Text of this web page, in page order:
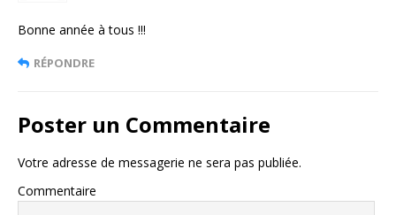
Bonne année à tous !!!
RÉPONDRE
Poster un Commentaire
Votre adresse de messagerie ne sera pas publiée.
Commentaire